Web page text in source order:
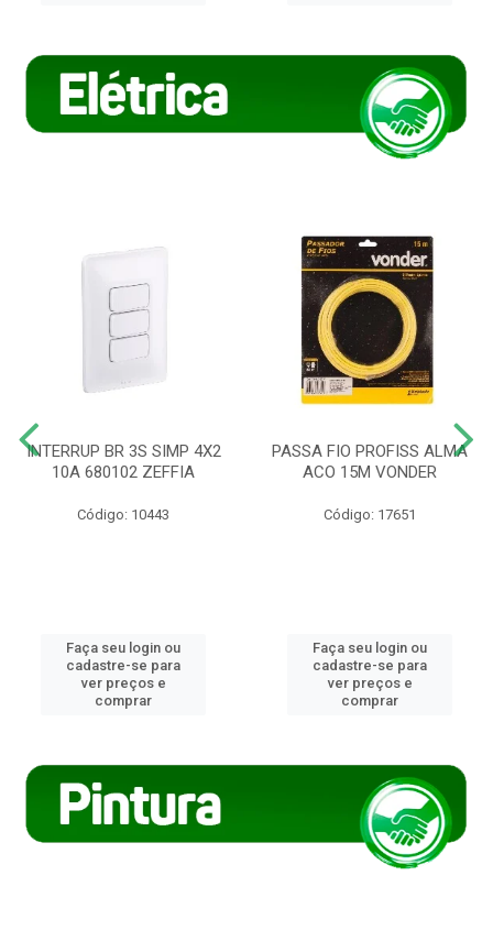
INTERRUP BR 3S SIMP 4X2
10A 680102 ZEFFIA
Código: 10443
Faça seu login ou
cadastre-se para
ver preços e
comprar
PASSA FIO PROFISS ALMA
ACO 15M VONDER
Código: 17651
Faça seu login ou
cadastre-se para
ver preços e
comprar